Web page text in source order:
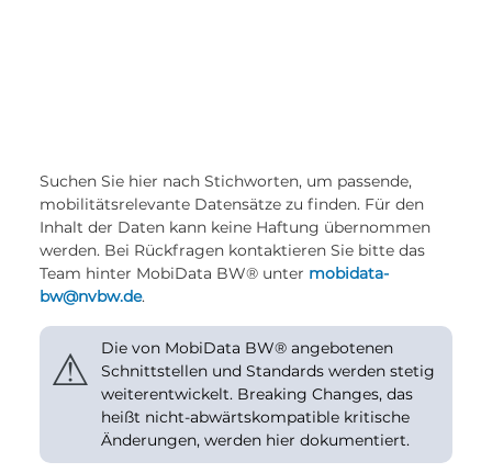
Suchen Sie hier nach Stichworten, um passende,
mobilitätsrelevante Datensätze zu finden. Für den
Inhalt der Daten kann keine Haftung übernommen
werden. Bei Rückfragen kontaktieren Sie bitte das
Team hinter MobiData BW® unter mobidata-
bw@nvbw.de.
⚠
Die von MobiData BW® angebotenen
Schnittstellen und Standards werden stetig
weiterentwickelt. Breaking Changes, das
heißt nicht-abwärtskompatible kritische
Änderungen, werden hier dokumentiert.